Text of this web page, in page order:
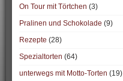
On Tour mit Törtchen (3)
Pralinen und Schokolade (9)
Rezepte (28)
Spezialtorten (64)
unterwegs mit Motto-Torten (19)